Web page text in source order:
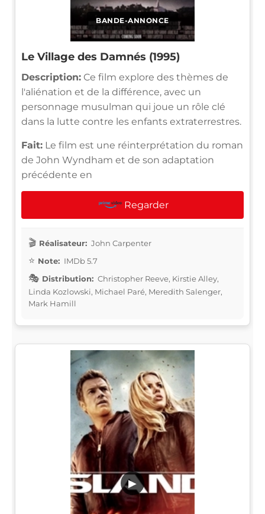
BANDE-ANNONCE
Le Village des Damnés (1995)
Description: Ce film explore des thèmes de
l'aliénation et de la différence, avec un
personnage musulman qui joue un rôle clé
dans la lutte contre les enfants extraterrestres.
Fait: Le film est une réinterprétation du roman
de John Wyndham et de son adaptation
précédente en
Regarder
Réalisateur: John Carpenter
Note: IMDb 5.7
Distribution: Christopher Reeve, Kirstie Alley,
Linda Kozlowski, Michael Paré, Meredith Salenger,
Mark Hamill
▶